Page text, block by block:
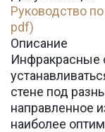
Руководство
pdf)
Описание
Инфракрасные
стене под
направленное
наиболее